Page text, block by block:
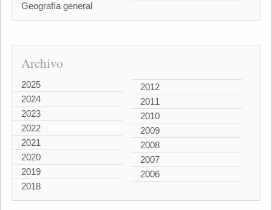
Geografía general
Archivo
2025
2024
2023
2022
2021
2020
2019
2018
2012
2011
2010
2009
2008
2007
2006